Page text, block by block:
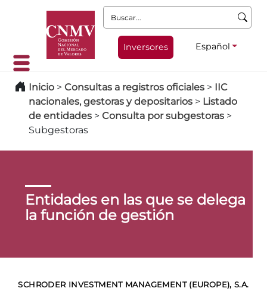
Buscar:
Inversores Español
Inicio > Consultas a registros oficiales > IIC
nacionales, gestoras y depositarios > Listado
de entidades > Consulta por subgestoras >
Subgestoras
Entidades en las que se delega
la función de gestión
SCHRODER INVESTMENT MANAGEMENT (EUROPE), S.A.